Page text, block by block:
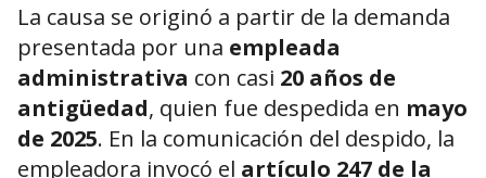
La causa se originó a partir de la demanda
presentada por una empleada
administrativa con casi 20 años de
antigüedad, quien fue despedida en mayo
de 2025. En la comunicación del despido, la
empleadora invocó el artículo 247 de la